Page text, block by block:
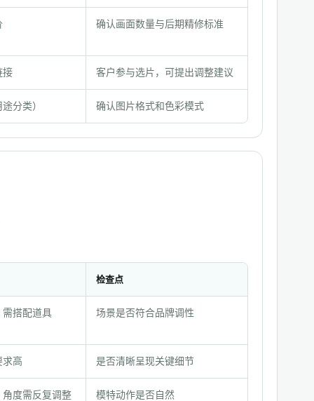
确认画面数量与后期精修标准
接 客户参与选片，可提出调整建议
分类） 确认图片格式和色彩模式
检查点
需搭配道具 场景是否符合品牌调性
求高 是否清晰呈现关键细节
度需反复调整 模特动作是否自然